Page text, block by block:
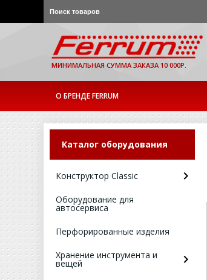
МИНИМАЛЬНАЯ СУММА ЗАКАЗА 10 000Р.
О БРЕНДЕ FERRUM
Каталог оборудования
Конструктор Classic
Оборудование для
автосервиса
Перфорированные изделия
Хранение инструмента и
вещей